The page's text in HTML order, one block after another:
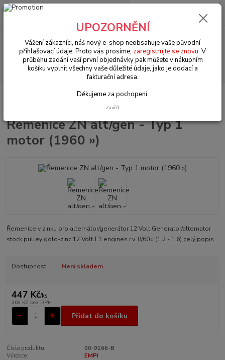
Menu
Hledat
+420 602 330 329
0 Kč
VW Brouk Typ 1 (1938 » 03)
Motory & díly (Engines & parts)
Řemenice ZN alt/gen - Typ 1
motor (1960 »)
Řemenice v zinku pro alternátor/generátor 12 Volt.Generator/alternator
stock pulley gold-zinc 12 Volt.T.1 engines r.v. 8/60 » (1.2 - 1.6) celý popis
Dostupnost Není skladem
447 Kč/ks
369 Kč bez DPH
Přidat do košíku
Číslo produktu:
00-9166-B
Výrobce:
EMPI
UPOZORNĚNÍ
Vážení zákazníci, náš nový e-shop neobsahuje vaše původní
přihlašovací údaje. Proto vás prosíme, zaregistrujte se znovu. V
průběhu zadání vaší první objednávky pak můžete v nákupním
košíku vyplnit všechny vaše důležité údaje, jako je dodací a
fakturační adresa.
Děkujeme za pochopení.
Zavřít